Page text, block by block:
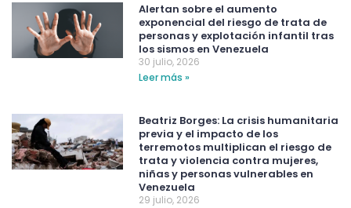
Alertan sobre el aumento
exponencial del riesgo de trata de
personas y explotación infantil tras
los sismos en Venezuela
30 julio, 2026
Leer más »
Beatriz Borges: La crisis humanitaria
previa y el impacto de los
terremotos multiplican el riesgo de
trata y violencia contra mujeres,
niñas y personas vulnerables en
Venezuela
29 julio, 2026